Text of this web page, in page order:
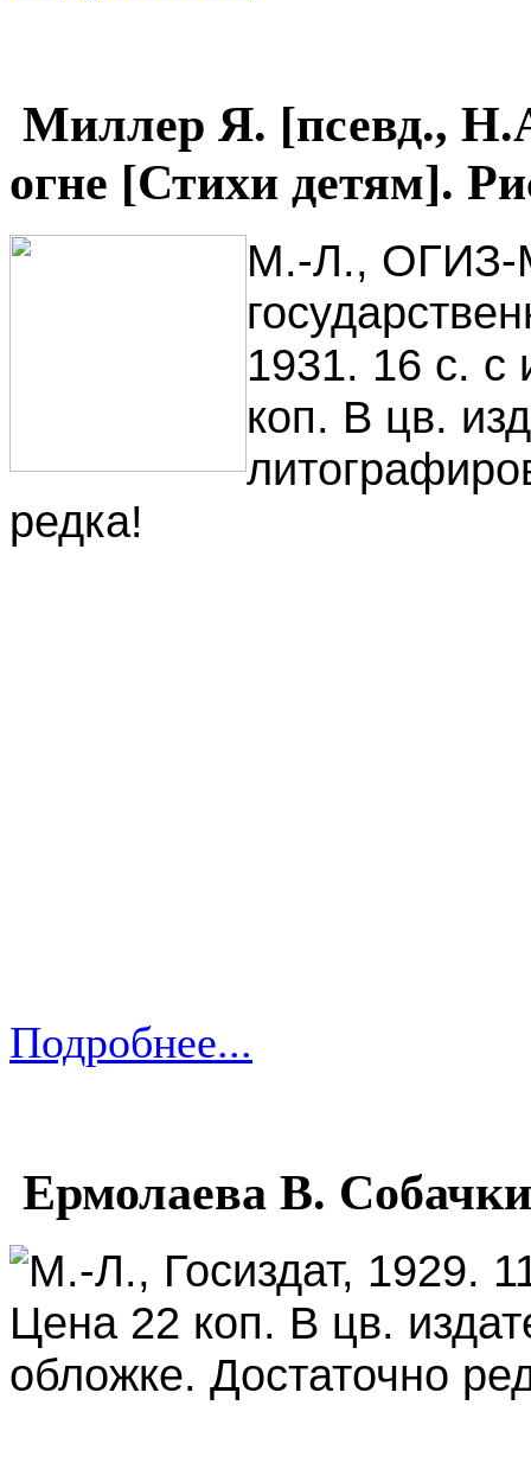
Миллер Я. [псевд.,
огне [Стихи детям].
М.-Л., ОГИЗ-
1931. 16 с. с
коп. В цв.
редка!
Подробнее...
Ермолаева В.
М.-Л., Госиздат, 1929.
Цена 22 коп. В цв.
обложке. Достаточно